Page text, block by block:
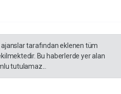
tarafından eklenen tüm
Bu haberlerde yer alan
tutulamaz...